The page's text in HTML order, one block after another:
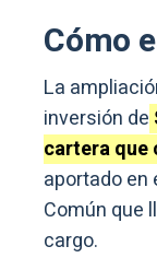
Cómo
La
inversión de
cartera que
aportado en
Común que
cargo.